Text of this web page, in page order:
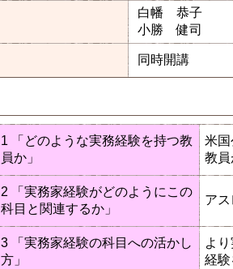
白幡 恭子
小勝 健司
同時開講
1 「どのような実務経験を持つ教
員か」
米
教
2 「実務家経験がどのようにこの
科目と関連するか」
ア
3 「実務家経験の科目への活かし
方」
よ
経